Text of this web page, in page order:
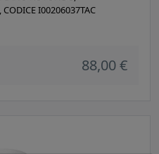
CODICE I00206037TAC
88,00 €